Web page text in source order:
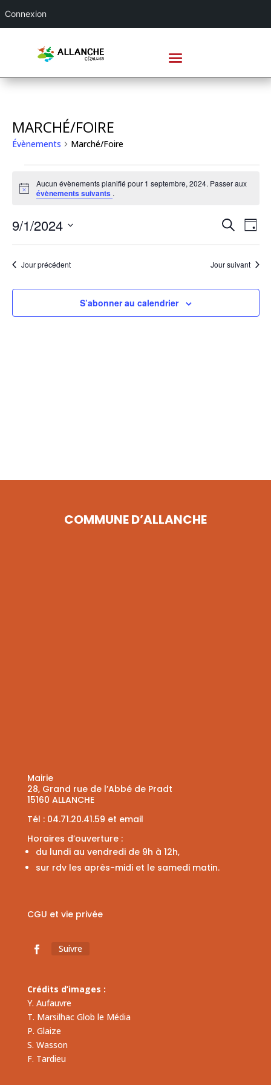
MARCHÉ/FOIRE
Évènements Marché/Foire
ÉVÈNEMENTS
FOR
SEPTEMBRE,
2024
Notice
Aucun évènements planifié pour 1 septembre, 2024. Passer aux
évènements suivants .
ET
DE
VUES
Recherche
DE
Jour
9/1/2024
date.Jour précédent Jour suivant
S’abonner au calendrier
COMMUNE D’ALLANCHE
Mairie
28, Grand rue de l’Abbé de Pradt
15160 ALLANCHE
Tél : 04.71.20.41.59 et email
Horaires d’ouverture :
du lundi au vendredi de 9h à 12h,
sur rdv les après-midi et le samedi matin.
CGU et vie privée
Suivre
Crédits d’images :
Y. Aufauvre
T. Marsilhac Glob le Média
P. Glaize
S. Wasson
F. Tardieu
Connexion